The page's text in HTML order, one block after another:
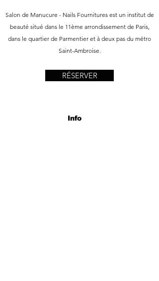
Salon de Manucure - Nails Fournitures est un institut de
beauté situé dans le 11ème arrondissement de Paris,
dans le quartier de Parmentier et à deux pas du métro
Saint-Ambroise.
RÉSERVER
Info